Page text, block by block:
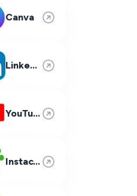
Canva
LinkedIn
YouTube TV
Instacart